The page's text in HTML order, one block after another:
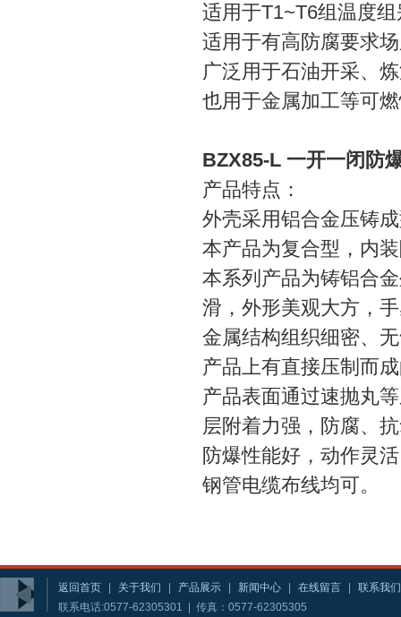
适用于T1~T6组温度
适用于有高防腐要求
广泛用于石油开采、
也用于金属加工等可
BZX85-L 一开一闭防
产品特点：
外壳采用铝合金压铸
本产品为复合型，内
本系列产品为铸铝合
滑，外形美观大方，
金属结构组织细密、
产品上有直接压制而
产品表面通过速抛丸
层附着力强，防腐、
防爆性能好，动作灵
钢管电缆布线均可。
返回首页 关于我们 产品展示 新闻中心 在线留言
联系我们
联系电话:0577-62305301 | 传真：0577-62305305